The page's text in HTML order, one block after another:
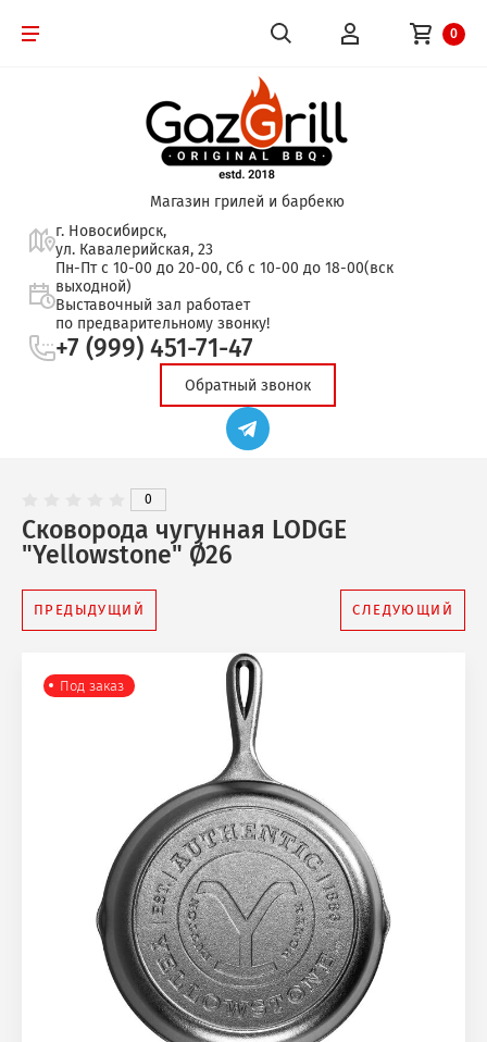
0
Магазин грилей и барбекю
г. Новосибирск,
ул. Кавалерийская, 23
Пн-Пт с 10-00 до 20-00, Сб с 10-00 до 18-00(вск
выходной)
Выставочный зал работает
по предварительному звонку!
+7 (999) 451-71-47
Обратный звонок
0
Сковорода чугунная LODGE
"Yellowstone" Ø26
ПРЕДЫДУЩИЙ СЛЕДУЮЩИЙ
Под заказ